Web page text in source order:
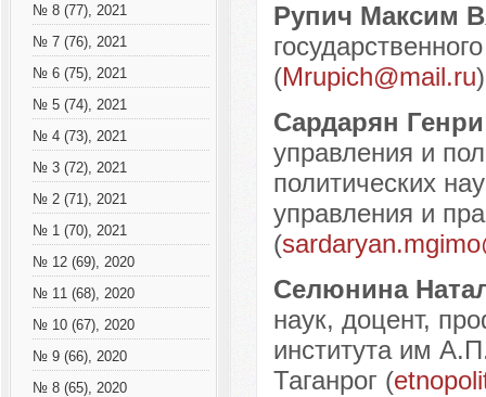
№ 8 (77), 2021
№ 7 (76), 2021
№ 6 (75), 2021
№ 5 (74), 2021
№ 4 (73), 2021
№ 3 (72), 2021
№ 2 (71), 2021
№ 1 (70), 2021
№ 12 (69), 2020
№ 11 (68), 2020
№ 10 (67), 2020
№ 9 (66), 2020
№ 8 (65), 2020
Рупич Максим
(Mrupich@mail.ru
Сардарян
управления и
политических
управления и
(
Селюнина
наук, доцент,
института им
Таганрог (